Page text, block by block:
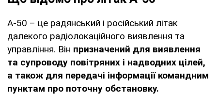
А-50 – це радянський і російський літак
далекого радіолокаційного виявлення та
управління. Він призначений для виявлення
та супроводу повітряних і надводних цілей,
а також для передачі інформації командним
пунктам про поточну обстановку.